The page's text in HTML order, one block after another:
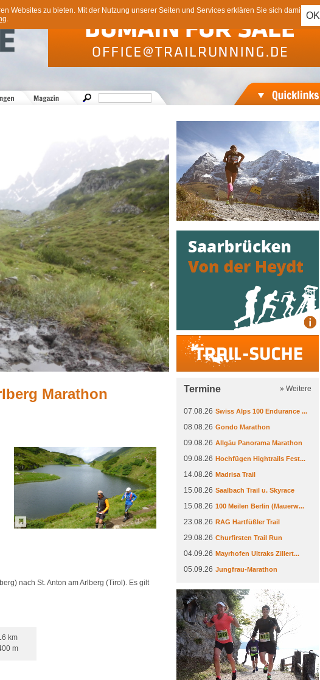
OK
Websites zu bieten. Mit der Nutzung unserer Seiten und Services erklären Sie sich damit
.
Marathon
nach St. Anton am Arlberg (Tirol). Es gilt
km
m
Termine » Weitere
07.08.26 Swiss Alps 100 Endurance ...
08.08.26 Gondo Marathon
09.08.26 Allgäu Panorama Marathon
09.08.26 Hochfügen Hightrails Fest...
14.08.26 Madrisa Trail
15.08.26 Saalbach Trail u. Skyrace
15.08.26 100 Meilen Berlin (Mauerw...
23.08.26 RAG Hartfüßler Trail
29.08.26 Churfirsten Trail Run
04.09.26 Mayrhofen Ultraks Zillert...
05.09.26 Jungfrau-Marathon